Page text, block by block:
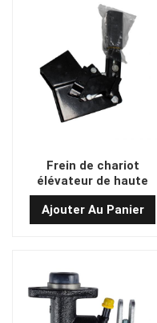
Frein de chariot
élévateur de haute
qualité A73J3-60002
Ajouter Au Panier